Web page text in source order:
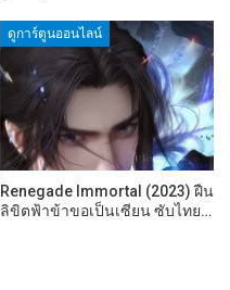
ดูการ์ตูนออนไลน์
Renegade Immortal (2023) ฝืน
ลิขิตฟ้าข้าขอเป็นเซียน ซับไทย…